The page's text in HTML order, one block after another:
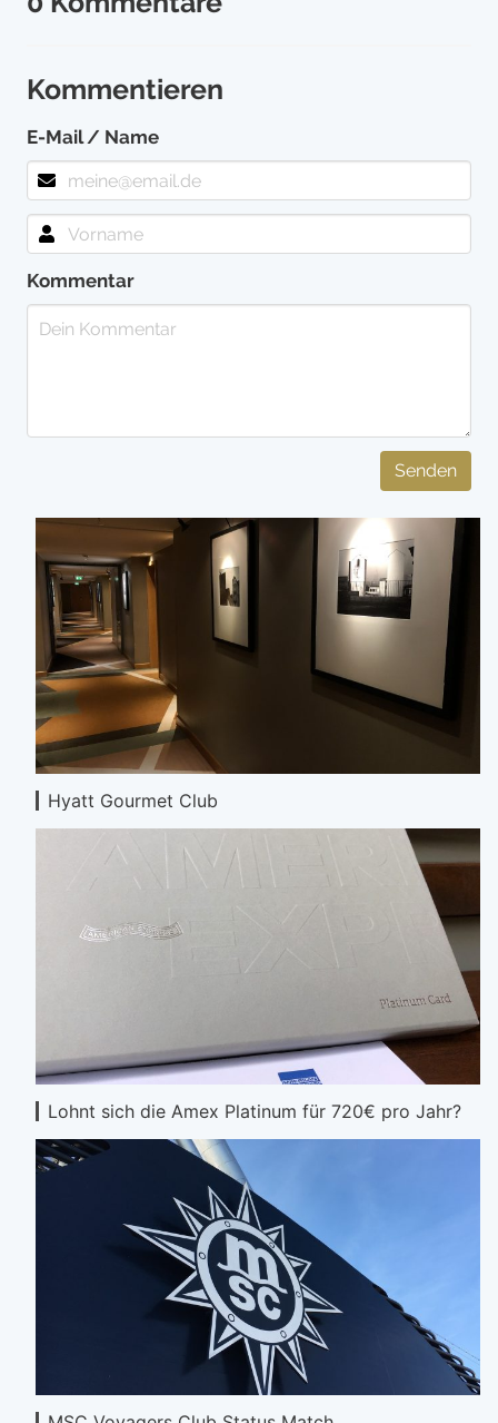
Kommentieren
E-Mail / Name
Kommentar
Senden
Hyatt Gourmet Club
Lohnt sich die Amex Platinum für 720€ pro Jahr?